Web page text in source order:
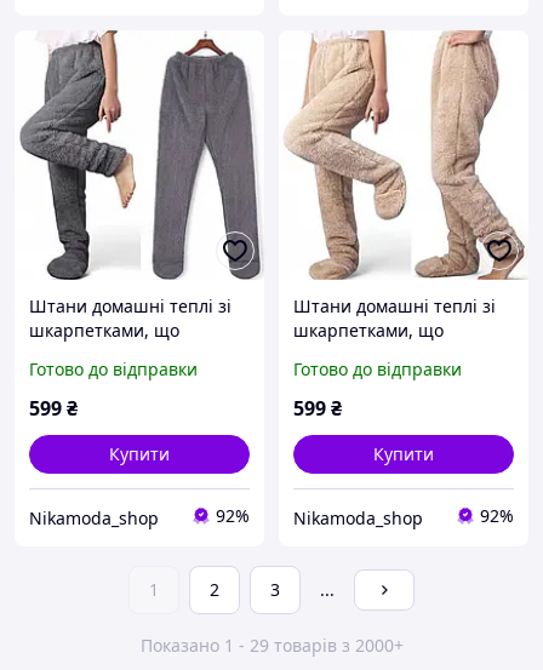
Штани домашні теплі зі
шкарпетками, що
Готово до відправки
599₴
Купити
Nikamoda_shop 92%
Штани домашні теплі зі
шкарпетками, що
Пшеничний
Готово до відправки
599₴
Купити
Nikamoda_shop 92%
1 2 3 ...
Показано 1 - 29 товарів з 2000+